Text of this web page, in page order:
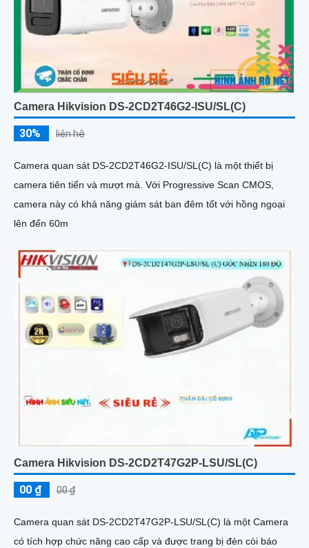
Camera Hikvision DS-2CD2T46G2-ISU/SL(C)
30% liên hệ
Camera quan sát DS-2CD2T46G2-ISU/SL(C) là một thiết bị
camera tiên tiến và mượt mà. Với Progressive Scan CMOS,
camera này có khả năng giám sát ban đêm tốt với hồng ngoại
lên đến 60m
Camera Hikvision DS-2CD2T47G2P-LSU/SL(C)
00 ₫ 00 ₫
Camera quan sát DS-2CD2T47G2P-LSU/SL(C) là một Camera
có tích hợp chức năng cao cấp và được trang bị đèn còi báo